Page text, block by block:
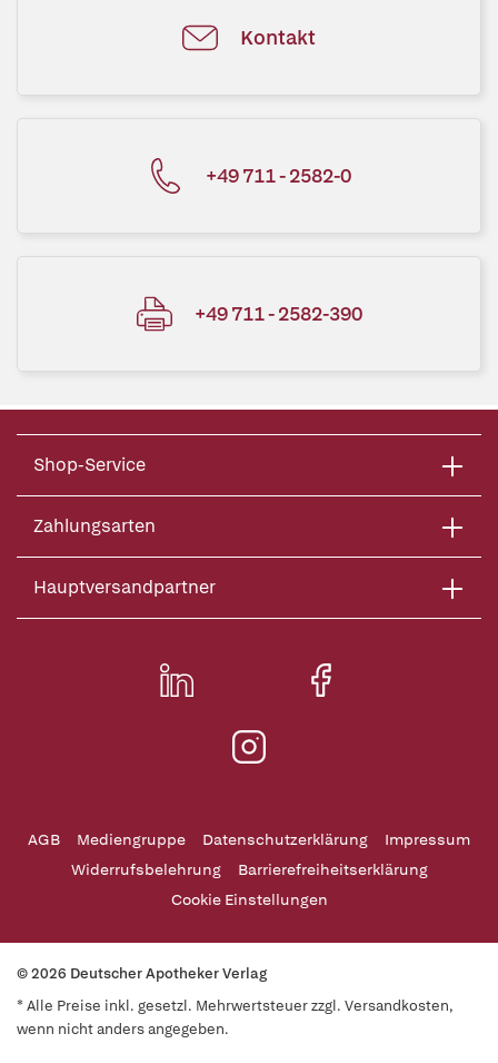
Kontakt
+49 711 - 2582-0
+49 711 - 2582-390
Shop-Service
Zahlungsarten
Hauptversandpartner
AGB Mediengruppe Datenschutzerklärung
Impressum
Widerrufsbelehrung
Barrierefreiheitserklärung
Cookie Einstellungen
© 2026 Deutscher Apotheker Verlag
* Alle Preise inkl. gesetzl. Mehrwertsteuer zzgl. Versandkosten,
wenn nicht anders angegeben.